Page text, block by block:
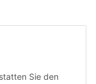
Sie den